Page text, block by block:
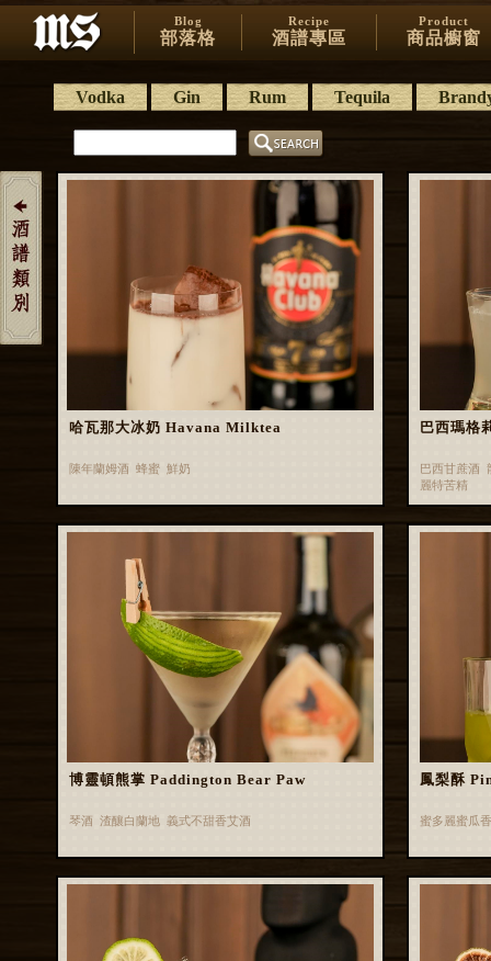
Blog
部落格
Recipe
酒譜專區
Product
商品櫥窗
Vodka Gin Rum Tequila
哈瓦那大冰奶 Havana Milktea
陳年蘭姆酒 蜂蜜 鮮奶
巴西瑪
巴西甘蔗酒
麗特苦精
博靈頓熊掌 Paddington Bear Paw
琴酒 渣釀白蘭地 義式不甜香艾酒
鳳梨酥
蜜多麗蜜瓜